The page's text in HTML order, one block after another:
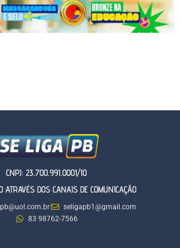
CNPJ: 23.700.991.0001/10
ATRAVÉS DOS CANAIS DE COMUNICAÇÃO
seligapb1@gmail.com
83 98762-7566